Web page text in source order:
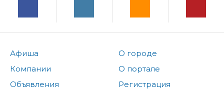
Афиша
Компании
Объявления
О городе
О портале
Регистрация